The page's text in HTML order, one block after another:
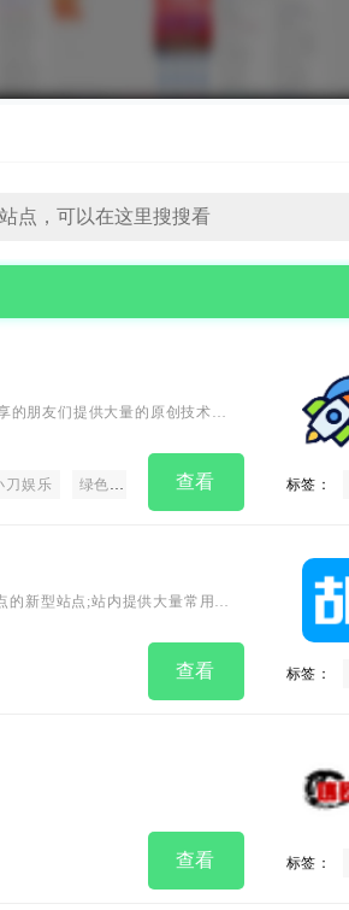
朋友们提供大量的原创技术教
绿色、温馨、快乐的家园，让
术，享受线上娱乐的乐趣。加入
刀娱乐 绿色家园 交流学习 娱乐成长。
查看 标签：
新型站点;站内提供大量常用实
查看 标签：
查看 标签：